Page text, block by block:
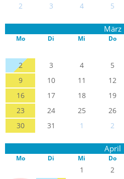
2
3 4 5
März
Mo Di Mi Do
2
3 4 5
9
10 11 12
16
17 18 19
23
24 25 26
30
31 1 2
April
Mo Di Mi Do
1 2